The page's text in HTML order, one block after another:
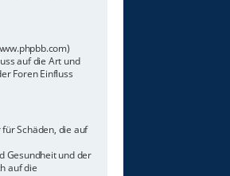
auf die Art und
Foren Einfluss
Schäden, die auf
Gesundheit und der
auf die